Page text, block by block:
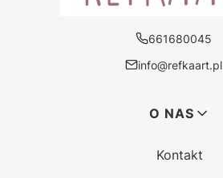
661680045
info@refkaart.pl
O NAS
Kontakt